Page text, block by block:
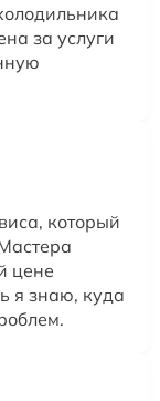
за услуги
который
цене
я знаю, куда